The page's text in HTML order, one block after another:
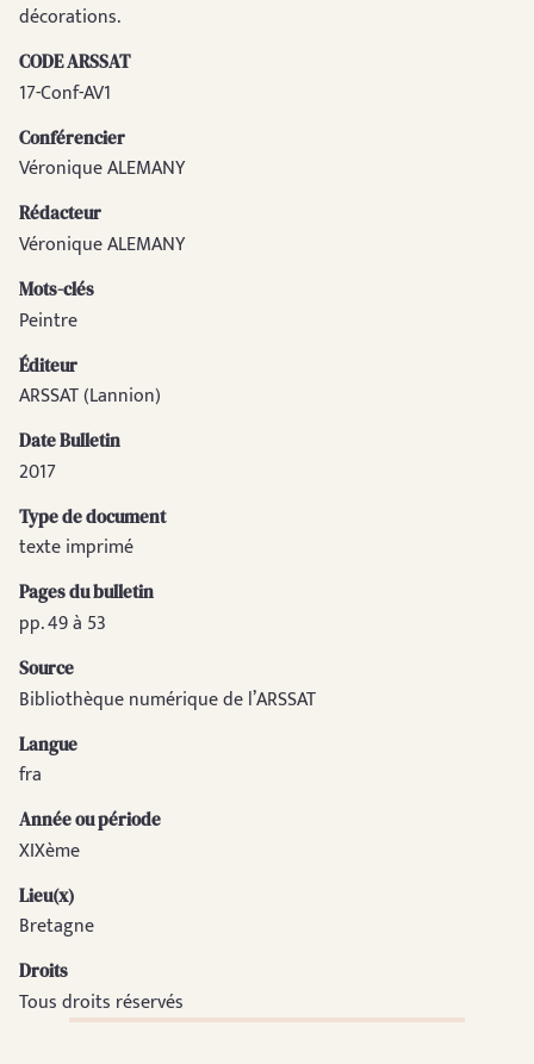
décorations.
CODE ARSSAT
17-Conf-AV1
Conférencier
Véronique ALEMANY
Rédacteur
Véronique ALEMANY
Mots-clés
Peintre
Éditeur
ARSSAT (Lannion)
Date Bulletin
2017
Type de document
texte imprimé
Pages du bulletin
pp. 49 à 53
Source
Bibliothèque numérique de l’ARSSAT
Langue
fra
Année ou période
XIXème
Lieu(x)
Bretagne
Droits
Tous droits réservés